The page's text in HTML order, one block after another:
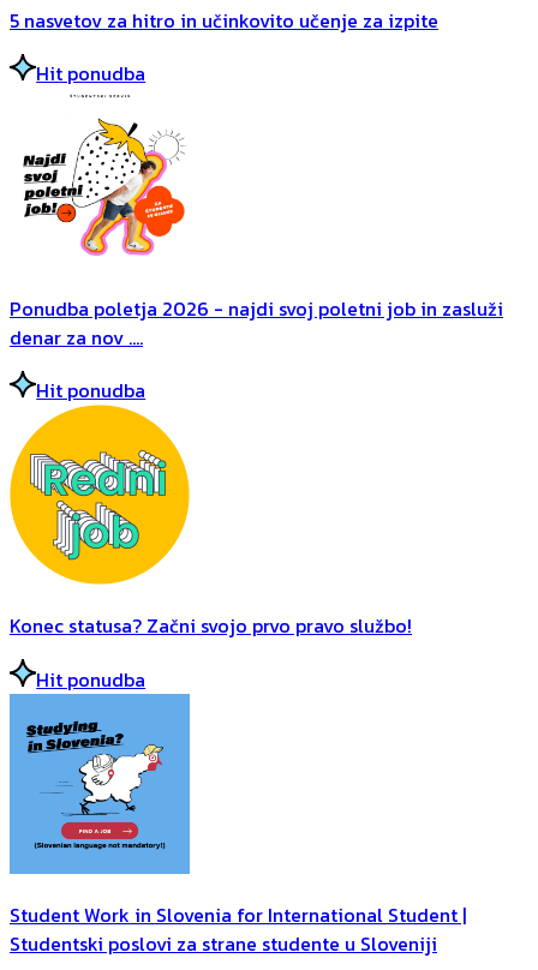
5 nasvetov za hitro in učinkovito učenje za izpite
Hit ponudba
Ponudba poletja 2026 - najdi svoj poletni job in zasluži
denar za nov ....
Hit ponudba
Konec statusa? Začni svojo prvo pravo službo!
Hit ponudba
Student Work in Slovenia for International Student |
Studentski poslovi za strane studente u Sloveniji